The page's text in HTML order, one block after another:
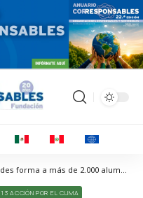
Corresponsables > Noticias > Cascos verdes forma a más de 2.000 alumnos de 41 centros escolares andaluces en prácticas ambientales vinculadas a los objetivos de desarrollo sostenible
ACCIÓN POR EL CLIMA